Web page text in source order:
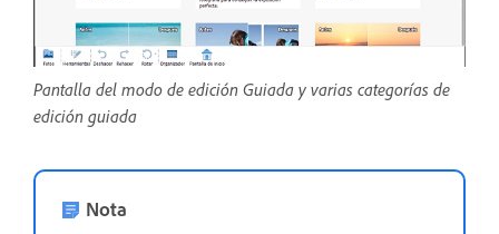
Pantalla del modo de edición Guiada y varias categorías de
edición guiada
Nota